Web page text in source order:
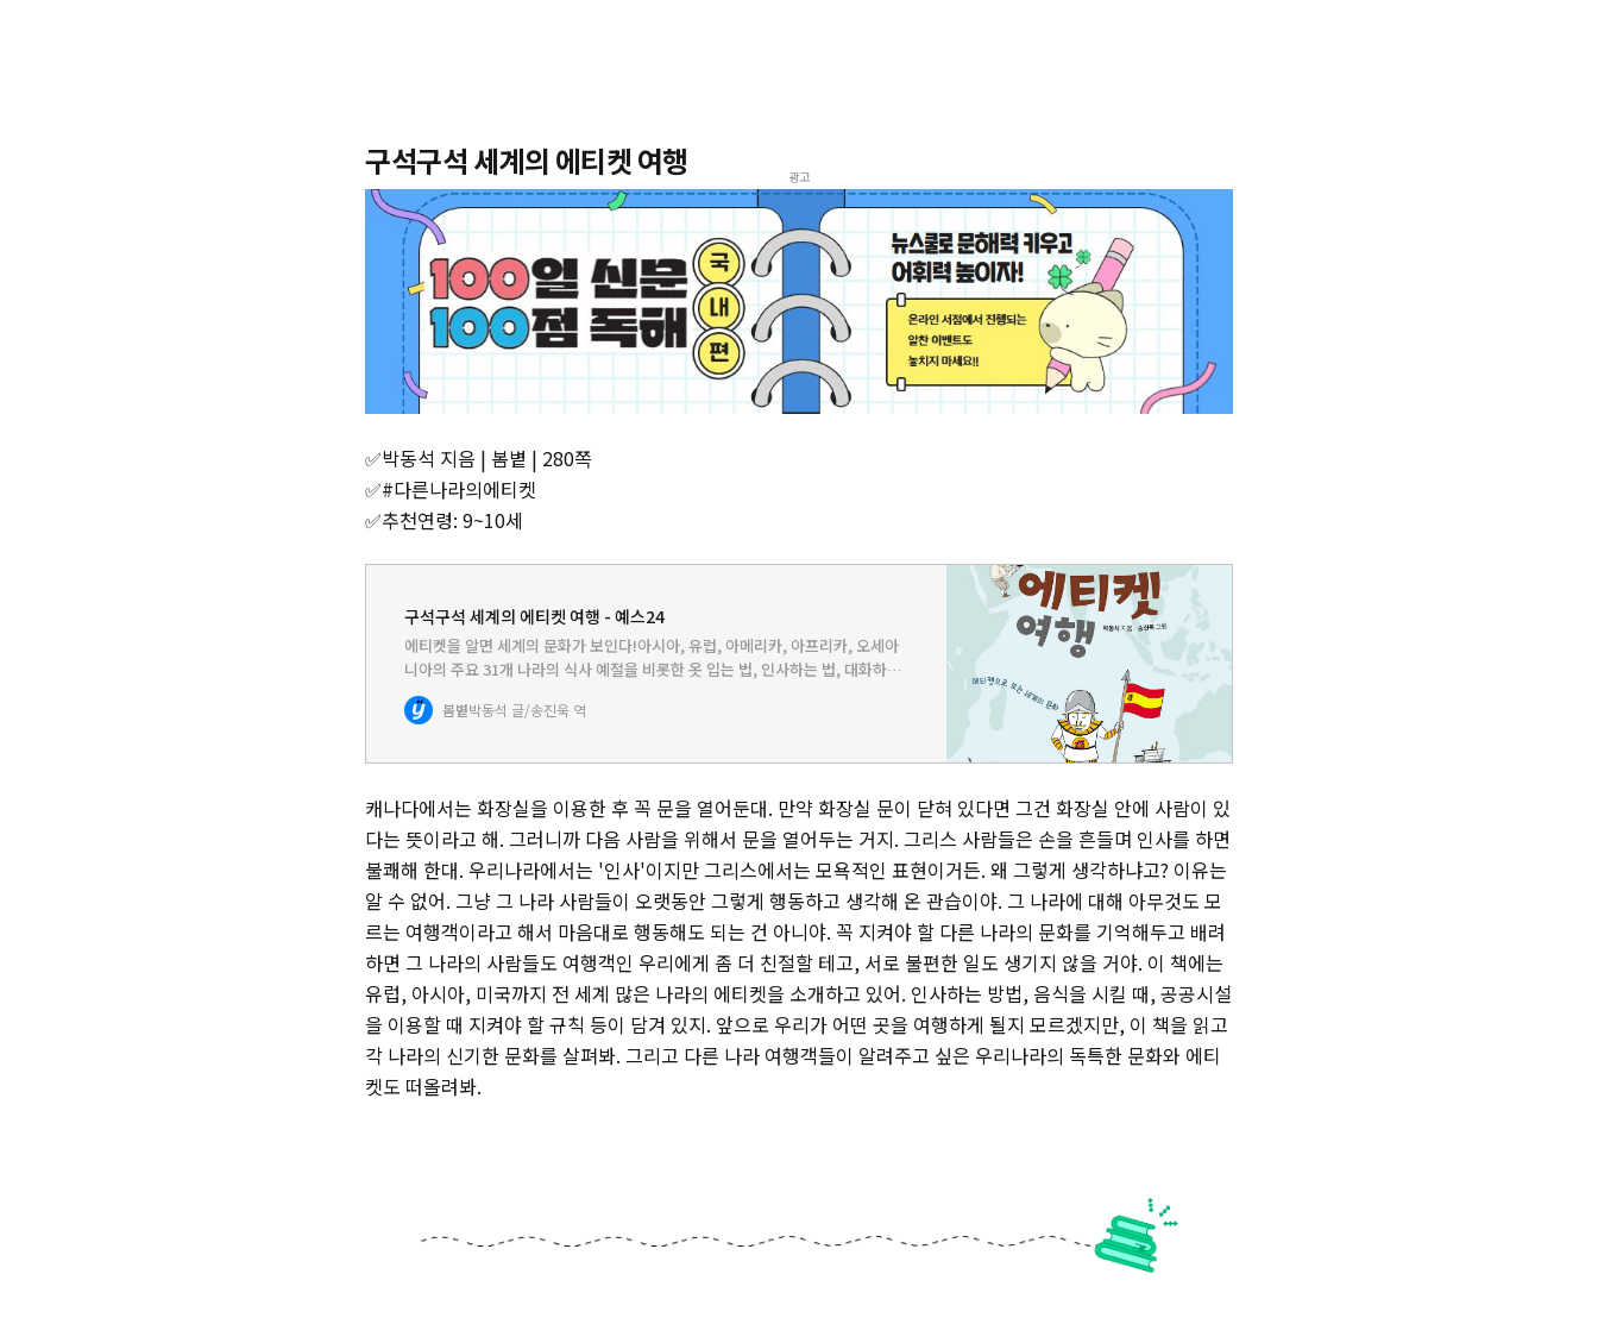
구석구석 세계의 에티켓 여행 광고
✅박동석 지음 | 봄볕 | 280쪽
✅#다른나라의에티켓
✅추천연령: 9~10세
구석구석 세계의 에티켓 여행 - 예스24
에티켓을 알면 세계의 문화가 보인다!아시아, 유럽, 아메리카, 아프리카, 오세아
니아의 주요 31개 나라의 식사 예절을 비롯한 옷 입는 법, 인사하는 법, 대화하는
법과 같은 기본 에티켓부터 세계 여러 나라마다 독특하고 재미있는 에티켓 이야
기를 다룬다. 각 나라…
봄볕박동석 글/송진욱 역
캐나다에서는 화장실을 이용한 후 꼭 문을 열어둔대. 만약 화장실 문이 닫혀 있다면 그건 화장실 안에 사람이 있
다는 뜻이라고 해. 그러니까 다음 사람을 위해서 문을 열어두는 거지. 그리스 사람들은 손을 흔들며 인사를 하면
불쾌해 한대. 우리나라에서는 '인사'이지만 그리스에서는 모욕적인 표현이거든. 왜 그렇게 생각하냐고? 이유는
알 수 없어. 그냥 그 나라 사람들이 오랫동안 그렇게 행동하고 생각해 온 관습이야. 그 나라에 대해 아무것도 모
르는 여행객이라고 해서 마음대로 행동해도 되는 건 아니야. 꼭 지켜야 할 다른 나라의 문화를 기억해두고 배려
하면 그 나라의 사람들도 여행객인 우리에게 좀 더 친절할 테고, 서로 불편한 일도 생기지 않을 거야. 이 책에는
유럽, 아시아, 미국까지 전 세계 많은 나라의 에티켓을 소개하고 있어. 인사하는 방법, 음식을 시킬 때, 공공시설
을 이용할 때 지켜야 할 규칙 등이 담겨 있지. 앞으로 우리가 어떤 곳을 여행하게 될지 모르겠지만, 이 책을 읽고
각 나라의 신기한 문화를 살펴봐. 그리고 다른 나라 여행객들이 알려주고 싶은 우리나라의 독특한 문화와 에티
켓도 떠올려봐.